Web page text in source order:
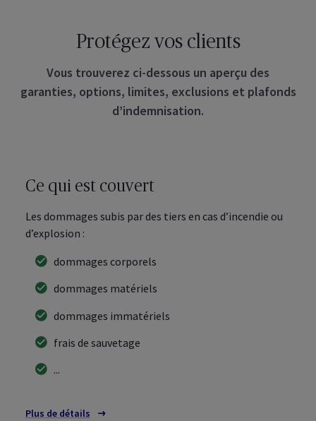
Protégez vos clients
Vous trouverez ci-dessous un aperçu des
garanties, options, limites, exclusions et plafonds
d’indemnisation.
Ce qui est couvert
Les dommages subis par des tiers en cas d’incendie ou
d’explosion :
dommages corporels
dommages matériels
dommages immatériels
frais de sauvetage
...
Plus de détails sur les couvertures